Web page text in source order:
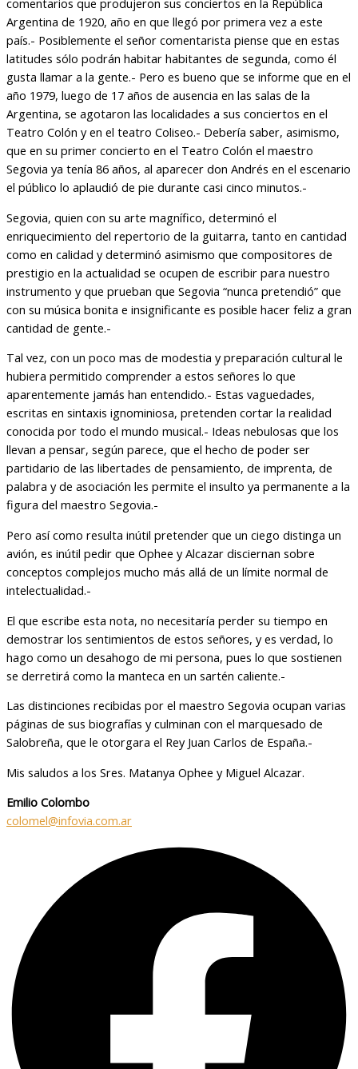
comentarios que produjeron sus conciertos en la República
Argentina de 1920, año en que llegó por primera vez a este
país.- Posiblemente el señor comentarista piense que en estas
latitudes sólo podrán habitar habitantes de segunda, como él
gusta llamar a la gente.- Pero es bueno que se informe que en el
año 1979, luego de 17 años de ausencia en las salas de la
Argentina, se agotaron las localidades a sus conciertos en el
Teatro Colón y en el teatro Coliseo.- Debería saber, asimismo,
que en su primer concierto en el Teatro Colón el maestro
Segovia ya tenía 86 años, al aparecer don Andrés en el escenario
el público lo aplaudió de pie durante casi cinco minutos.-
Segovia, quien con su arte magnífico, determinó el
enriquecimiento del repertorio de la guitarra, tanto en cantidad
como en calidad y determinó asimismo que compositores de
prestigio en la actualidad se ocupen de escribir para nuestro
instrumento y que prueban que Segovia “nunca pretendió” que
con su música bonita e insignificante es posible hacer feliz a gran
cantidad de gente.-
Tal vez, con un poco mas de modestia y preparación cultural le
hubiera permitido comprender a estos señores lo que
aparentemente jamás han entendido.- Estas vaguedades,
escritas en sintaxis ignominiosa, pretenden cortar la realidad
conocida por todo el mundo musical.- Ideas nebulosas que los
llevan a pensar, según parece, que el hecho de poder ser
partidario de las libertades de pensamiento, de imprenta, de
palabra y de asociación les permite el insulto ya permanente a la
figura del maestro Segovia.-
Pero así como resulta inútil pretender que un ciego distinga un
avión, es inútil pedir que Ophee y Alcazar disciernan sobre
conceptos complejos mucho más allá de un límite normal de
intelectualidad.-
El que escribe esta nota, no necesitaría perder su tiempo en
demostrar los sentimientos de estos señores, y es verdad, lo
hago como un desahogo de mi persona, pues lo que sostienen
se derretirá como la manteca en un sartén caliente.-
Las distinciones recibidas por el maestro Segovia ocupan varias
páginas de sus biografías y culminan con el marquesado de
Salobreña, que le otorgara el Rey Juan Carlos de España.-
Mis saludos a los Sres. Matanya Ophee y Miguel Alcazar.
Emilio Colombo
colomel@infovia.com.ar